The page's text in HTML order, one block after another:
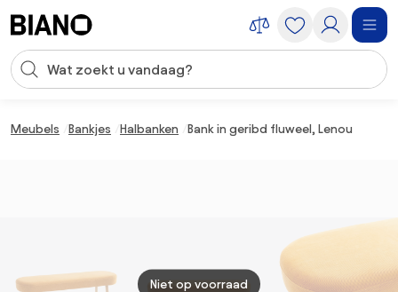
Zoekopdracht invoeren
Meubels Bankjes Halbanken Bank in geribd fluweel, Lenou
Niet op voorraad